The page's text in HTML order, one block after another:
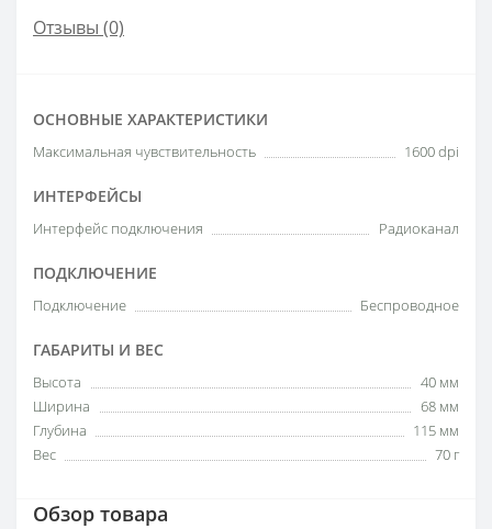
Отзывы (0)
ОСНОВНЫЕ ХАРАКТЕРИСТИКИ
Максимальная чувствительность 1600 dpi
ИНТЕРФЕЙСЫ
Интерфейс подключения Радиоканал
ПОДКЛЮЧЕНИЕ
Подключение Беспроводное
ГАБАРИТЫ И ВЕС
Высота
40 мм
Ширина
68 мм
Глубина
115 мм
Вес
70 г
Обзор товара